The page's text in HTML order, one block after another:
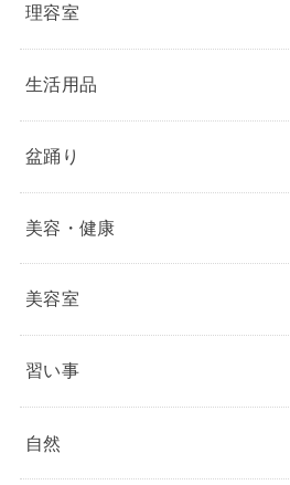
理容室
生活用品
盆踊り
美容・健康
美容室
習い事
自然